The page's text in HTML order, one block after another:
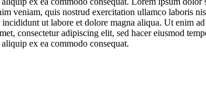
veniam, quis nostrud exercitation ullamco laboris
ut labore et dolore magna aliqua. Ut enim
consectetur adipiscing elit, sed hacer eiusmod
ex ea commodo consequat.